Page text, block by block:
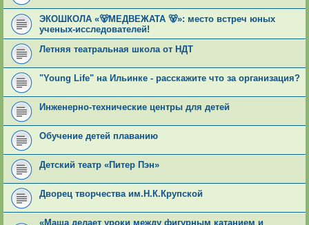
ЭКОШКОЛА «🐻МЕДВЕЖАТА 🐻»: место встреч юных
ученых-исследователей!
Летняя театральная школа от НДТ
"Young Life" на Ильинке - расскажите что за организация?
Инженерно-технические центры для детей
Обучение детей плаванию
Детский театр «Питер Пэн»
Дворец творчества им.Н.К.Крупской
«Маша делает уроки между фигурным катанием и